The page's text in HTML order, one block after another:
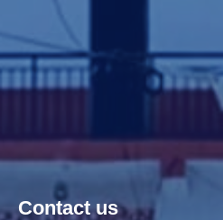
Contact us